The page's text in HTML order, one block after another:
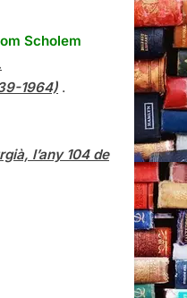
Scholem
1964) .
l’any 104 de